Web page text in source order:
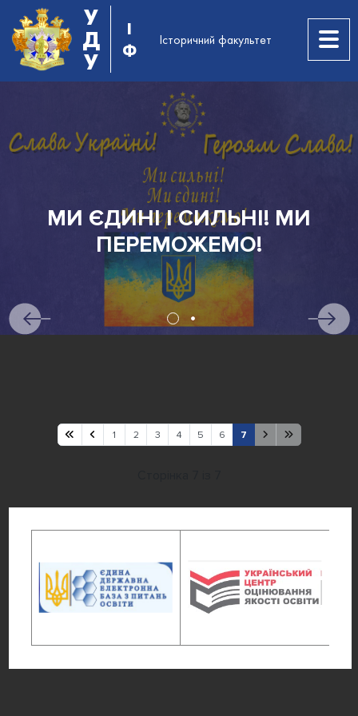
У
Д
У
І
Ф
Історичний факультет
МИ ЄДИНІ І СИЛЬНІ! МИ
ПЕРЕМОЖЕМО!
1 2 3 4 5 6 7